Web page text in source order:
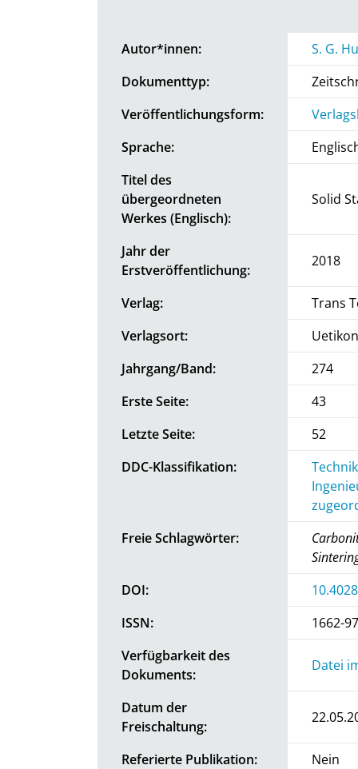
Autor*innen:
S. G.
Dokumenttyp:
Veröffentlichungsform:
Sprache:
Titel des
übergeordneten
Werkes (Englisch):
Solid
Jahr der
Erstveröffentlichung:
2018
Verlag:
Trans
Verlagsort:
Uetikon
Jahrgang/Band:
274
Erste Seite:
43
Letzte Seite:
52
DDC-Klassifikation:
Freie Schlagwörter:
DOI:
ISSN:
1662-
Verfügbarkeit des
Dokuments:
Datei
Datum der
Freischaltung:
Referierte Publikation: Nein